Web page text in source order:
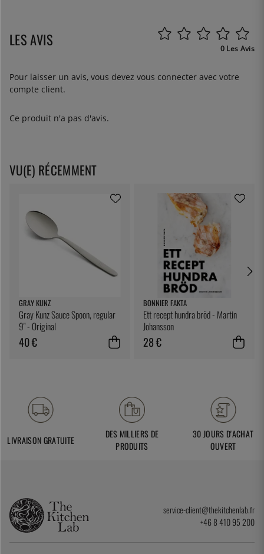
LES AVIS 0 Les Avis
Pour laisser un avis, vous devez vous connecter avec votre
compte client.
Ce produit n'a pas d'avis.
VU(E) RÉCEMMENT
GRAY KUNZ
Gray Kunz Sauce Spoon, regular
9" - Original
40 €
BONNIER FAKTA
Ett recept hundra bröd - Martin
Johansson
28 €
LIVRAISON GRATUITE
DES MILLIERS DE
PRODUITS
30 JOURS D'ACHAT
OUVERT
service-client@thekitchenlab.fr
+46 8 410 95 200